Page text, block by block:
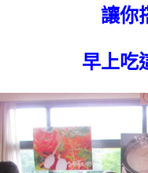
讓你
早上吃